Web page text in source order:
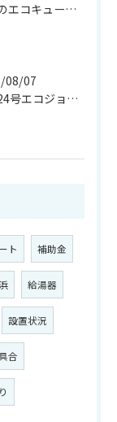
横浜市のエコキュート補助金活用法
08/07
給湯器24号エコジョーズの省エネ技術解説
ト 補助金
給湯器
設置状況
合